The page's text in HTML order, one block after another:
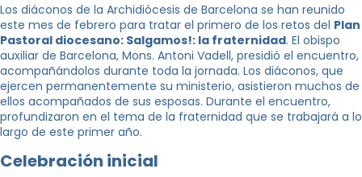
Los diáconos de la Archidiócesis de Barcelona se han reunido
este mes de febrero para tratar el primero de los retos del Plan
Pastoral diocesano: Salgamos!: la fraternidad. El obispo
auxiliar de Barcelona, ​​Mons. Antoni Vadell, presidió el encuentro,
acompañándolos durante toda la jornada. Los diáconos, que
ejercen permanentemente su ministerio, asistieron muchos de
ellos acompañados de sus esposas. Durante el encuentro,
profundizaron en el tema de la fraternidad que se trabajará a lo
largo de este primer año.
Celebración inicial